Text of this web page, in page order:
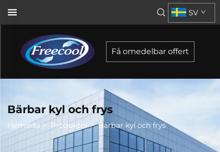
SV
Få omedelbar offert
Bärbar kyl och frys
Hemsida > Produkter>Bärbar kyl och frys